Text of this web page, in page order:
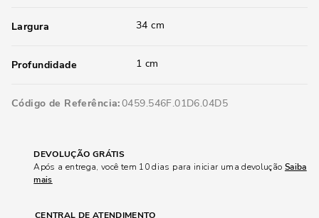
Largura 34 cm
Profundidade 1 cm
Código de Referência 0459.546F.01D6.04D5
DEVOLUÇÃO GRÁTIS
Após a entrega, você tem 10 dias para iniciar uma devolução Saiba
mais
CENTRAL DE ATENDIMENTO